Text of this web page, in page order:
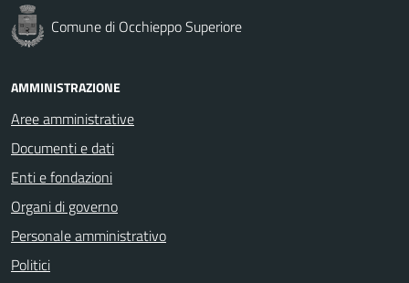
Comune di Occhieppo Superiore
AMMINISTRAZIONE
Aree amministrative
Documenti e dati
Enti e fondazioni
Organi di governo
Personale amministrativo
Politici